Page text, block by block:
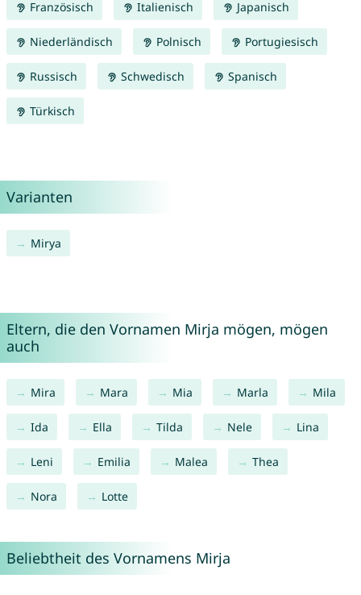
Französisch Italienisch Japanisch
Niederländisch Polnisch Portugiesisch
Russisch Schwedisch Spanisch
Türkisch
Varianten
Mirya
Eltern, die den Vornamen Mirja mögen, mögen
auch
Mira Mara Mia Marla Mila
Ida Ella Tilda Nele Lina
Leni Emilia Malea Thea
Nora Lotte
Beliebtheit des Vornamens Mirja